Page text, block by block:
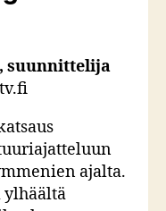
suunnittelija
ajalta.
ylhäältä